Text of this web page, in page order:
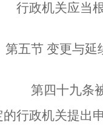
政机关应当根
第五节 变更与延
第四十九条被
的行政机关提出